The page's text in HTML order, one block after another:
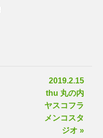
2019.2.15
thu 丸の内
ヤスコフラ
メンコスタ
ジオ »